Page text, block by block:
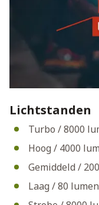
Lichtstanden
Turbo / 8000
Hoog / 4000
Gemiddeld /
Laag / 80